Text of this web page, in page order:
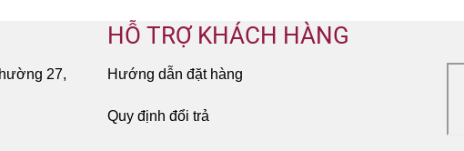
27,
HỖ TRỢ KHÁCH HÀNG
Hướng dẫn đặt hàng
Quy định đổi trả